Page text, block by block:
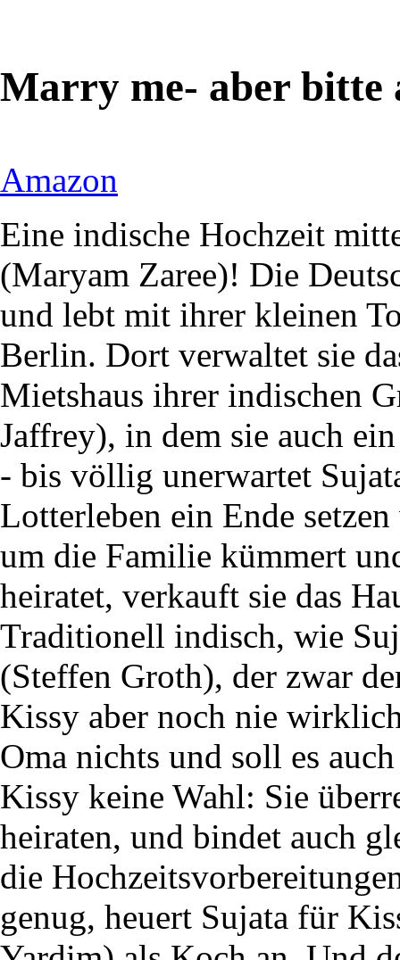
Marry me- aber bitte
Amazon
Eine indische Hochzeit
(Maryam Zaree)! Die
und lebt mit ihrer kleinen
Berlin. Dort verwaltet sie
Mietshaus ihrer indischen
Jaffrey), in dem sie auch
- bis völlig unerwartet
Lotterleben ein Ende
um die Familie kümmert
heiratet, verkauft sie das
Traditionell indisch, wie
(Steffen Groth), der zwar
Kissy aber noch nie
Oma nichts und soll es
Kissy keine Wahl: Sie
heiraten, und bindet auch
die
genug, heuert Sujata für